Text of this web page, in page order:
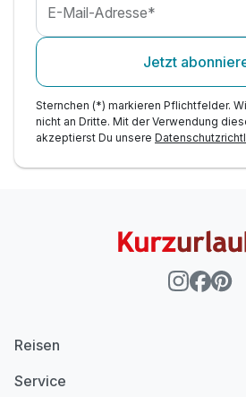
E-Mail-Adresse*
Jetzt
Sternchen (*) markieren Pflichtfelder.
nicht an Dritte. Mit der Verwendung
akzeptierst Du unsere
Reisen
Service